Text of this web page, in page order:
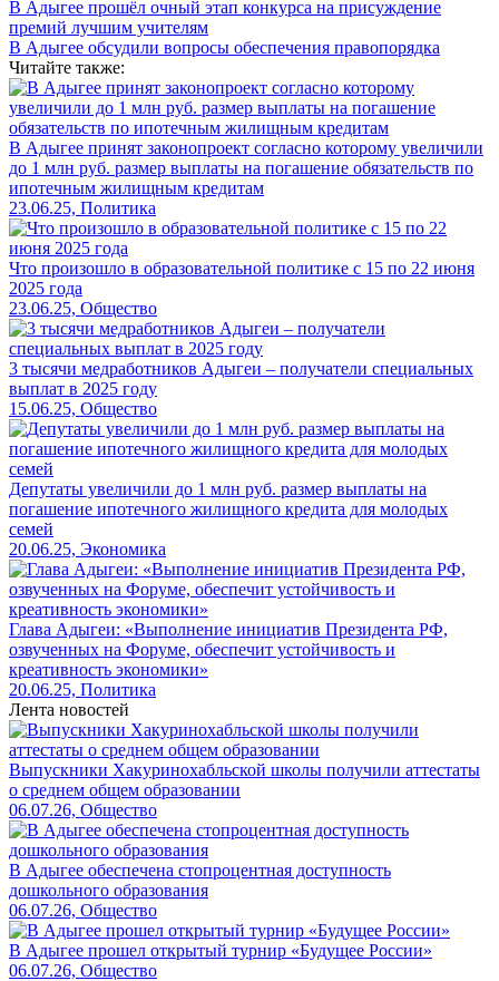
В Адыгее прошёл очный этап конкурса на присуждение
премий лучшим учителям
В Адыгее обсудили вопросы обеспечения правопорядка
Читайте также:
В Адыгее принят законопроект согласно которому увеличили
до 1 млн руб. размер выплаты на погашение обязательств по
ипотечным жилищным кредитам
23.06.25, Политика
Что произошло в образовательной политике с 15 по 22 июня
2025 года
23.06.25, Общество
3 тысячи медработников Адыгеи – получатели специальных
выплат в 2025 году
15.06.25, Общество
Депутаты увеличили до 1 млн руб. размер выплаты на
погашение ипотечного жилищного кредита для молодых
семей
20.06.25, Экономика
Глава Адыгеи: «Выполнение инициатив Президента РФ,
озвученных на Форуме, обеспечит устойчивость и
креативность экономики»
20.06.25, Политика
Лента новостей
Выпускники Хакуринохабльской школы получили аттестаты
о среднем общем образовании
06.07.26, Общество
В Адыгее обеспечена стопроцентная доступность
дошкольного образования
06.07.26, Общество
В Адыгее прошел открытый турнир «Будущее России»
06.07.26, Общество